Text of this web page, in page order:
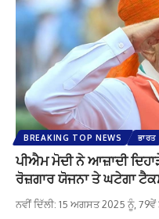
BREAKING TOP NEWS ਭਾਰਤ
ਪੀਐਮ ਮੋਦੀ ਨੇ ਆਜ਼ਾਦੀ
ਰੋਜ਼ਗਾਰ ਯੋਜਨਾ ਤੇ ਘਟੇਗਾ
ਨਵੀਂ ਦਿੱਲੀ: 15 ਅਗਸਤ 2025 ਨੂੰ,